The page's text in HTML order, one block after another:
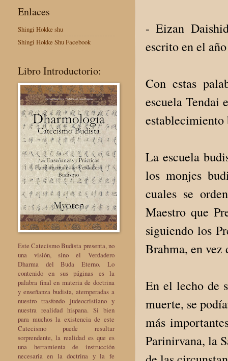
- Eizan
escrito en el
Con estas
escuela Tendai
establecimiento
La escuela
los monjes
cuales se
Maestro que
siguiendo los
Brahma, en vez
En el lecho de
muerte, se
más
Parinirvana, la
Enlaces
Shingi Hokke shu
Shingi Hokke Shu Facebook
Libro Introductorio:
Este Catecismo Budista presenta, no
una visión, sino el Verdadero
Dharma del Buda Eterno. Lo
contenido en sus páginas es la
palabra final en materia de doctrina
y enseñanza budista, atemperadas a
nuestro trasfondo judeocristiano y
nuestra realidad hispana. Si bien
para muchos la existencia de este
Catecismo puede resultar
sorprendente, la realidad es que es
una herramienta de instrucción
necesaria en la doctrina y la fe